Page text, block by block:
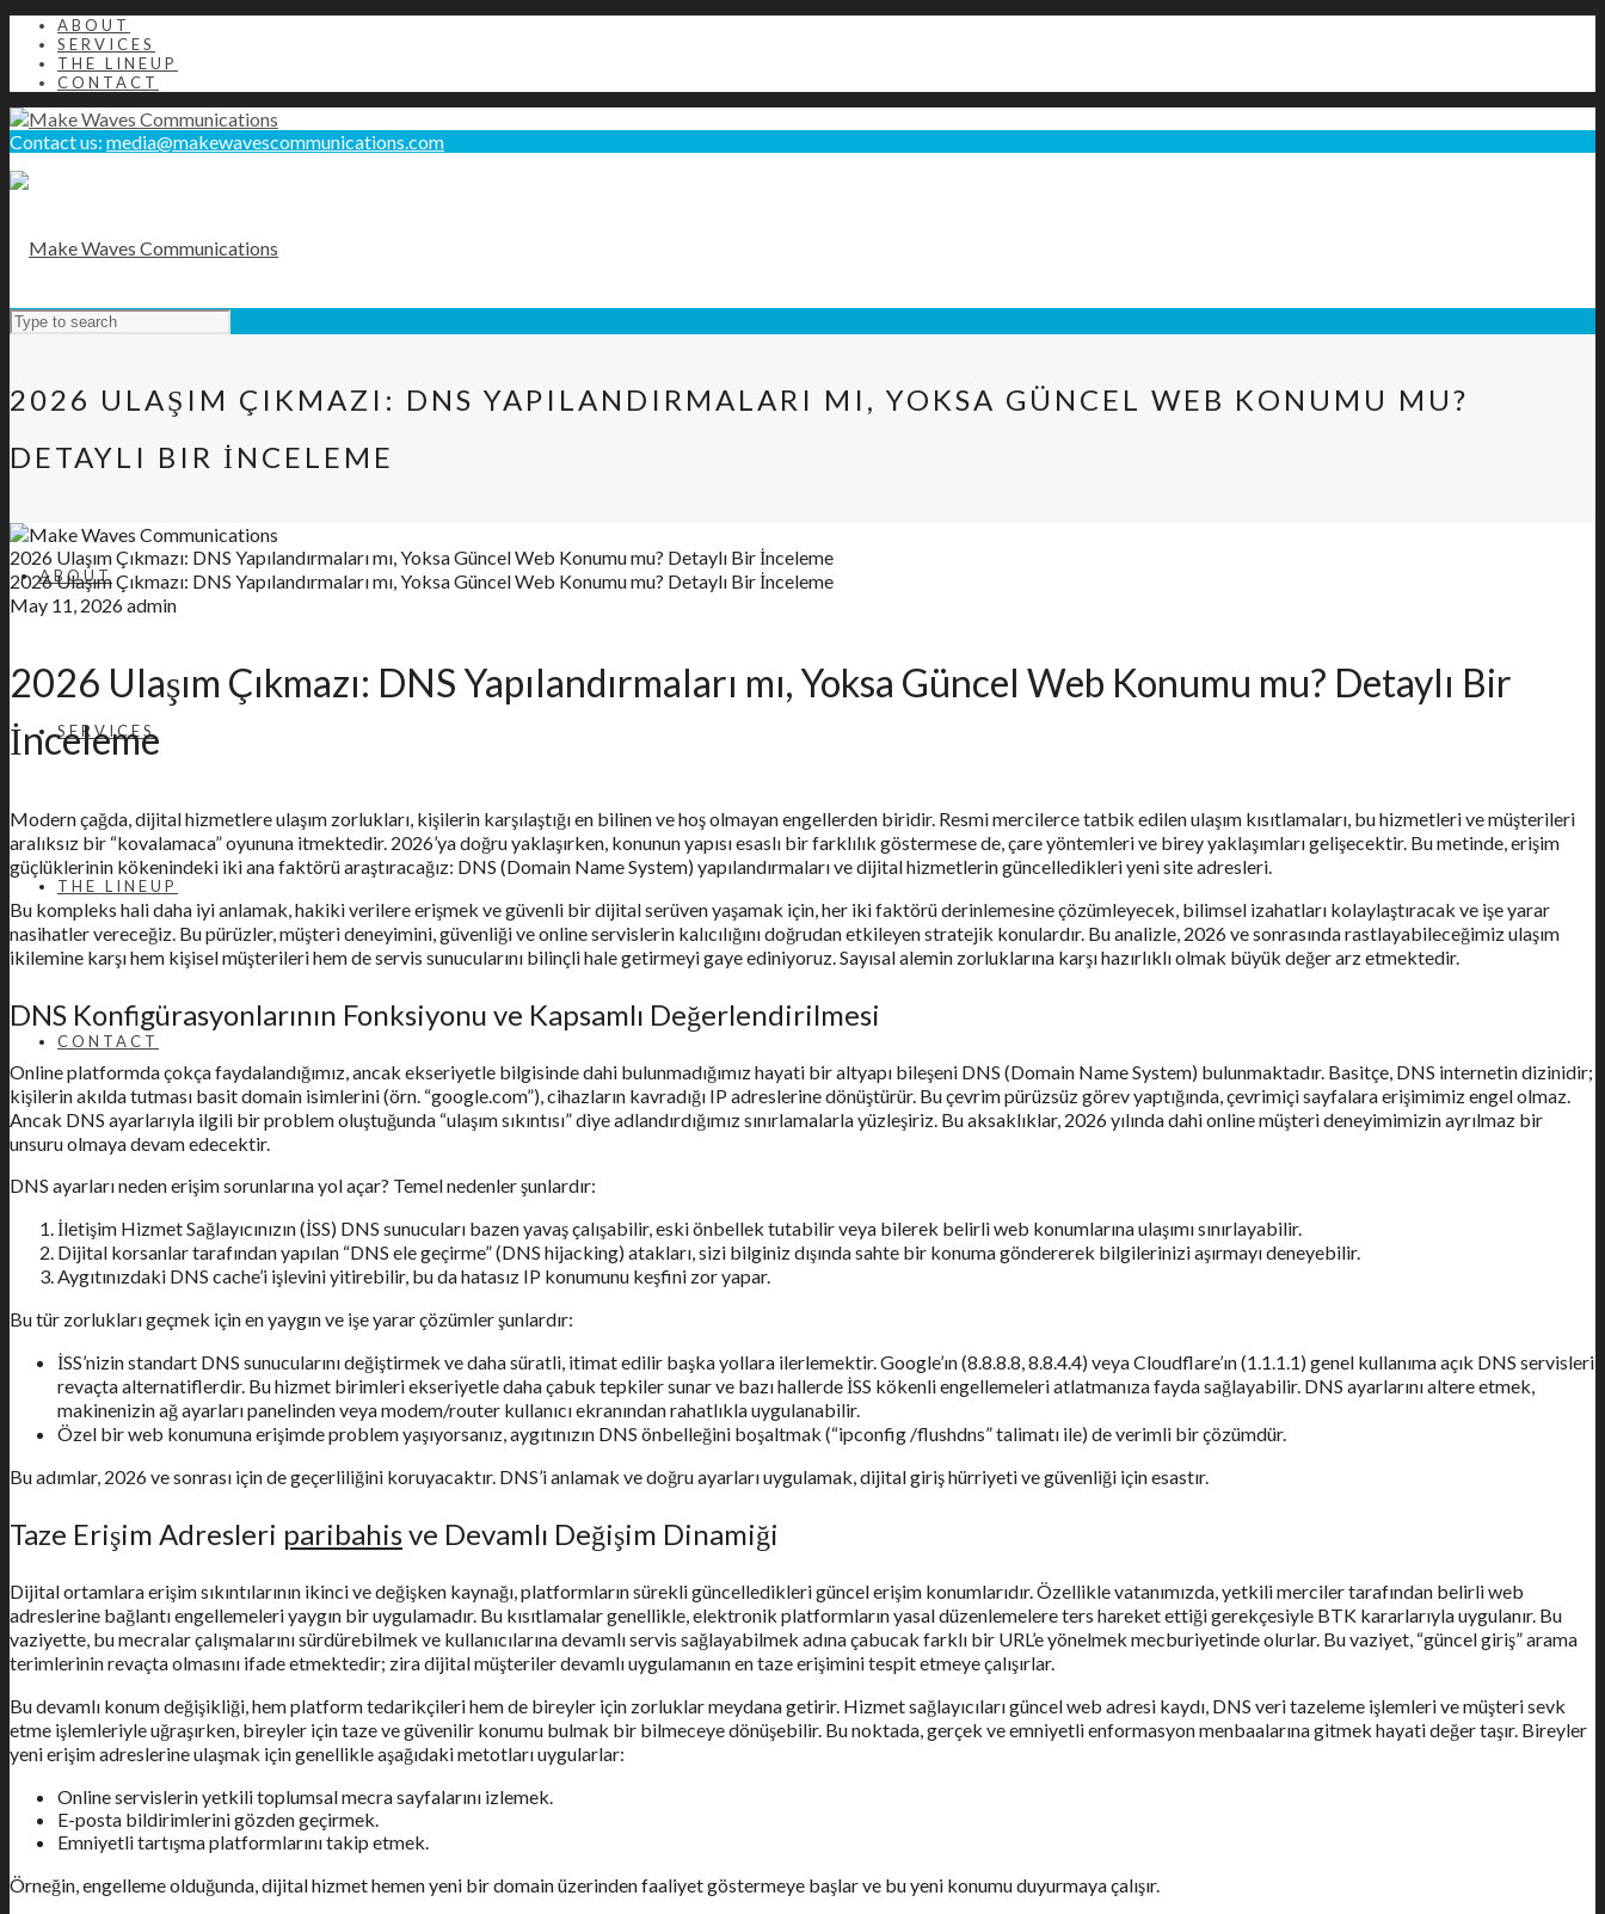
ABOUT
SERVICES
THE LINEUP
CONTACT
Contact us: media@makewavescommunications.com
ABOUT
SERVICES
THE LINEUP
CONTACT
2026 ULAŞIM ÇIKMAZI: DNS YAPILANDIRMALARI MI, YOKSA GÜNCEL WEB KONUMU MU?
DETAYLI BIR İNCELEME
2026 Ulaşım Çıkmazı: DNS Yapılandırmaları mı, Yoksa Güncel Web Konumu mu? Detaylı Bir İnceleme
2026 Ulaşım Çıkmazı: DNS Yapılandırmaları mı, Yoksa Güncel Web Konumu mu? Detaylı Bir İnceleme
May 11, 2026admin
2026 Ulaşım Çıkmazı: DNS Yapılandırmaları mı, Yoksa Güncel Web Konumu mu? Detaylı Bir
İnceleme
Modern çağda, dijital hizmetlere ulaşım zorlukları, kişilerin karşılaştığı en bilinen ve hoş olmayan engellerden biridir. Resmi mercilerce tatbik edilen ulaşım kısıtlamaları, bu hizmetleri ve müşterileri
aralıksız bir “kovalamaca” oyununa itmektedir. 2026’ya doğru yaklaşırken, konunun yapısı esaslı bir farklılık göstermese de, çare yöntemleri ve birey yaklaşımları gelişecektir. Bu metinde, erişim
güçlüklerinin kökenindeki iki ana faktörü araştıracağız: DNS (Domain Name System) yapılandırmaları ve dijital hizmetlerin güncelledikleri yeni site adresleri.
Bu kompleks hali daha iyi anlamak, hakiki verilere erişmek ve güvenli bir dijital serüven yaşamak için, her iki faktörü derinlemesine çözümleyecek, bilimsel izahatları kolaylaştıracak ve işe yarar
nasihatler vereceğiz. Bu pürüzler, müşteri deneyimini, güvenliği ve online servislerin kalıcılığını doğrudan etkileyen stratejik konulardır. Bu analizle, 2026 ve sonrasında rastlayabileceğimiz ulaşım
ikilemine karşı hem kişisel müşterileri hem de servis sunucularını bilinçli hale getirmeyi gaye ediniyoruz. Sayısal alemin zorluklarına karşı hazırlıklı olmak büyük değer arz etmektedir.
DNS Konfigürasyonlarının Fonksiyonu ve Kapsamlı Değerlendirilmesi
Online platformda çokça faydalandığımız, ancak ekseriyetle bilgisinde dahi bulunmadığımız hayati bir altyapı bileşeni DNS (Domain Name System) bulunmaktadır. Basitçe, DNS internetin dizinidir;
kişilerin akılda tutması basit domain isimlerini (örn. “google.com”), cihazların kavradığı IP adreslerine dönüştürür. Bu çevrim pürüzsüz görev yaptığında, çevrimiçi sayfalara erişimimiz engel olmaz.
Ancak DNS ayarlarıyla ilgili bir problem oluştuğunda “ulaşım sıkıntısı” diye adlandırdığımız sınırlamalarla yüzleşiriz. Bu aksaklıklar, 2026 yılında dahi online müşteri deneyimimizin ayrılmaz bir
unsuru olmaya devam edecektir.
DNS ayarları neden erişim sorunlarına yol açar? Temel nedenler şunlardır:
İletişim Hizmet Sağlayıcınızın (İSS) DNS sunucuları bazen yavaş çalışabilir, eski önbellek tutabilir veya bilerek belirli web konumlarına ulaşımı sınırlayabilir.
Dijital korsanlar tarafından yapılan “DNS ele geçirme” (DNS hijacking) atakları, sizi bilginiz dışında sahte bir konuma göndererek bilgilerinizi aşırmayı deneyebilir.
Aygıtınızdaki DNS cache’i işlevini yitirebilir, bu da hatasız IP konumunu keşfini zor yapar.
Bu tür zorlukları geçmek için en yaygın ve işe yarar çözümler şunlardır:
İSS’nizin standart DNS sunucularını değiştirmek ve daha süratli, itimat edilir başka yollara ilerlemektir. Google’ın (8.8.8.8, 8.8.4.4) veya Cloudflare’ın (1.1.1.1) genel kullanıma açık DNS servisleri
revaçta alternatiflerdir. Bu hizmet birimleri ekseriyetle daha çabuk tepkiler sunar ve bazı hallerde İSS kökenli engellemeleri atlatmanıza fayda sağlayabilir. DNS ayarlarını altere etmek,
makinenizin ağ ayarları panelinden veya modem/router kullanıcı ekranından rahatlıkla uygulanabilir.
Özel bir web konumuna erişimde problem yaşıyorsanız, aygıtınızın DNS önbelleğini boşaltmak (“ipconfig /flushdns” talimatı ile) de verimli bir çözümdür.
Bu adımlar, 2026 ve sonrası için de geçerliliğini koruyacaktır. DNS’i anlamak ve doğru ayarları uygulamak, dijital giriş hürriyeti ve güvenliği için esastır.
Taze Erişim Adresleri paribahisve Devamlı Değişim Dinamiği
Dijital ortamlara erişim sıkıntılarının ikinci ve değişken kaynağı, platformların sürekli güncelledikleri güncel erişim konumlarıdır. Özellikle vatanımızda, yetkili merciler tarafından belirli web
adreslerine bağlantı engellemeleri yaygın bir uygulamadır. Bu kısıtlamalar genellikle, elektronik platformların yasal düzenlemelere ters hareket ettiği gerekçesiyle BTK kararlarıyla uygulanır. Bu
vaziyette, bu mecralar çalışmalarını sürdürebilmek ve kullanıcılarına devamlı servis sağlayabilmek adına çabucak farklı bir URL’e yönelmek mecburiyetinde olurlar. Bu vaziyet, “güncel giriş” arama
terimlerinin revaçta olmasını ifade etmektedir; zira dijital müşteriler devamlı uygulamanın en taze erişimini tespit etmeye çalışırlar.
Bu devamlı konum değişikliği, hem platform tedarikçileri hem de bireyler için zorluklar meydana getirir. Hizmet sağlayıcıları güncel web adresi kaydı, DNS veri tazeleme işlemleri ve müşteri sevk
etme işlemleriyle uğraşırken, bireyler için taze ve güvenilir konumu bulmak bir bilmeceye dönüşebilir. Bu noktada, gerçek ve emniyetli enformasyon menbaalarına gitmek hayati değer taşır. Bireyler
yeni erişim adreslerine ulaşmak için genellikle aşağıdaki metotları uygularlar:
Online servislerin yetkili toplumsal mecra sayfalarını izlemek.
E-posta bildirimlerini gözden geçirmek.
Emniyetli tartışma platformlarını takip etmek.
Örneğin, engelleme olduğunda, dijital hizmet hemen yeni bir domain üzerinden faaliyet göstermeye başlar ve bu yeni konumu duyurmaya çalışır.